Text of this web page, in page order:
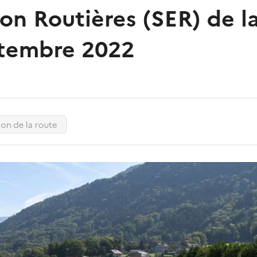
Routières (SER) de
2022
de la route